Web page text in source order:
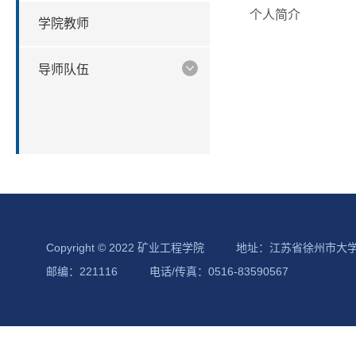
学院教师
导师队伍
个人简介
Copyright © 2022 矿业工程学院
地址：江苏省徐州市大
邮编：221116
电话/传真：0516-83590567